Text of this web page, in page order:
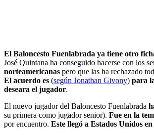
El Baloncesto Fuenlabrada ya tiene otro
José Quintana ha conseguido hacerse con los
norteamericanas pero que las ha rechazado
El acuerdo es (según Jonathan Givony) para
deseara el jugador.
El nuevo jugador del Baloncesto Fuenlabrada
su primera como jugador senior). Fue en la
por encuentro. Este llegó a Estados Unidos